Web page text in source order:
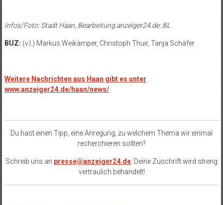
Infos/Foto: Stadt Haan, Bearbeitung anzeiger24.de: BL
BUZ: (v.l.) Markus Weikämper, Christoph Thuir, Tanja Schäfer
Weitere Nachrichten aus Haan gibt es unter
www.anzeiger24.de/haan/news/
Du hast einen Tipp, eine Anregung, zu welchem Thema wir einmal
recherchieren sollten?
Schreib uns an presse@anzeiger24.de. Deine Zuschrift wird streng
vertraulich behandelt!